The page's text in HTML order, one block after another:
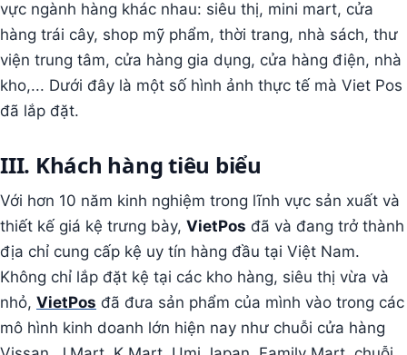
vực ngành hàng khác nhau: siêu thị, mini mart, cửa
hàng trái cây, shop mỹ phẩm, thời trang, nhà sách, thư
viện trung tâm, cửa hàng gia dụng, cửa hàng điện, nhà
kho,... Dưới đây là một số hình ảnh thực tế mà Viet Pos
đã lắp đặt.
III. Khách hàng tiêu biểu
Với hơn 10 năm kinh nghiệm trong lĩnh vực sản xuất và
thiết kế giá kệ trưng bày, VietPos đã và đang trở thành
địa chỉ cung cấp kệ uy tín hàng đầu tại Việt Nam.
Không chỉ lắp đặt kệ tại các kho hàng, siêu thị vừa và
nhỏ, VietPos đã đưa sản phẩm của mình vào trong các
mô hình kinh doanh lớn hiện nay như chuỗi cửa hàng